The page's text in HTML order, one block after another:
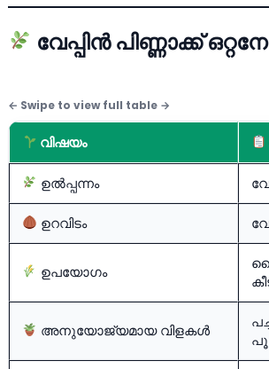
വേപ്പിന്‍ പിണ്ണാക്ക്
വിഷയം
ഉല്‍പ്പന്നം
ഉറവിടം
ഉപയോഗം
അനുയോജ്യമായ വിളകള്‍